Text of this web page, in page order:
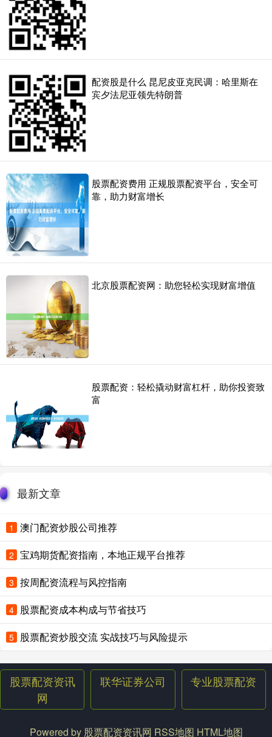
配资股是什么 昆尼皮亚克民调：哈里斯在
宾夕法尼亚领先特朗普
股票配资费用 正规股票配资平台，安全可
靠，助力财富增长
北京股票配资网：助您轻松实现财富增值
股票配资：轻松撬动财富杠杆，助你投资致
富
最新文章
1 澳门配资炒股公司推荐
2 宝鸡期货配资指南，本地正规平台推荐
3 按周配资流程与风控指南
4 股票配资成本构成与节省技巧
5 股票配资炒股交流 实战技巧与风险提示
股票配资资讯
网
联华证券公司 专业股票配资
Powered by 股票配资资讯网 RSS地图 HTML地图